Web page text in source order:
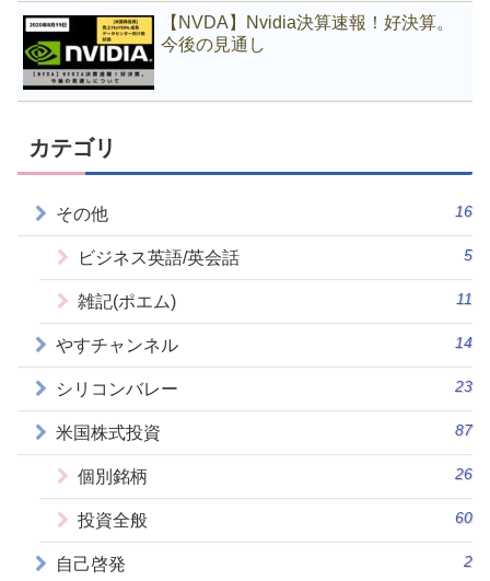
【NVDA】Nvidia決算速報！好決算。
今後の見通し
カテゴリ
その他 16
ビジネス英語/英会話 5
雑記(ポエム) 11
やすチャンネル 14
シリコンバレー 23
米国株式投資 87
個別銘柄 26
投資全般 60
自己啓発 2